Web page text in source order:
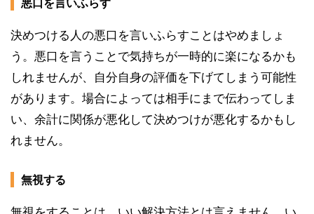
悪口を言いふらす
決めつける人の悪口を言いふらすことはやめましょ
う。悪口を言うことで気持ちが一時的に楽になるかも
しれませんが、自分自身の評価を下げてしまう可能性
があります。場合によっては相手にまで伝わってしま
い、余計に関係が悪化して決めつけが悪化するかもし
れません。
無視する